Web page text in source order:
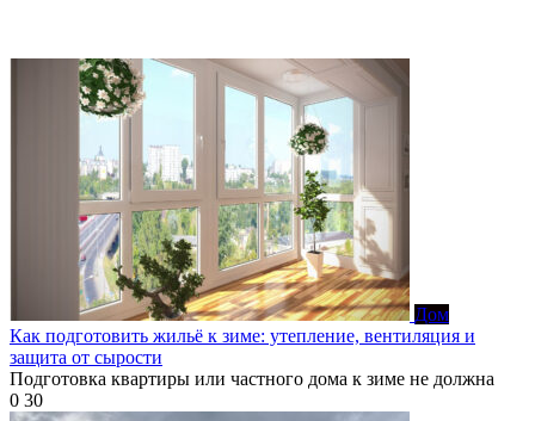
Дом
Как подготовить жильё к зиме: утепление, вентиляция и
защита от сырости
Подготовка квартиры или частного дома к зиме не должна
0 30